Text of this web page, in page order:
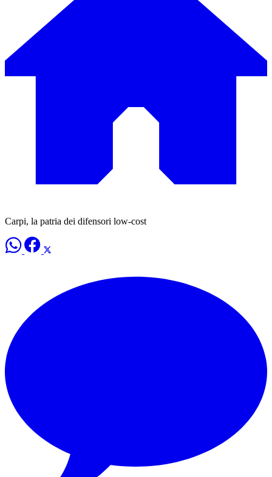
Carpi, la patria dei difensori low-cost